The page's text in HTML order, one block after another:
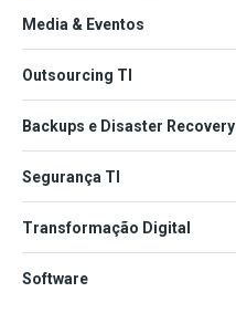
Media & Eventos
Outsourcing TI
Backups e Disaster Recovery
Segurança TI
Transformação Digital
Software